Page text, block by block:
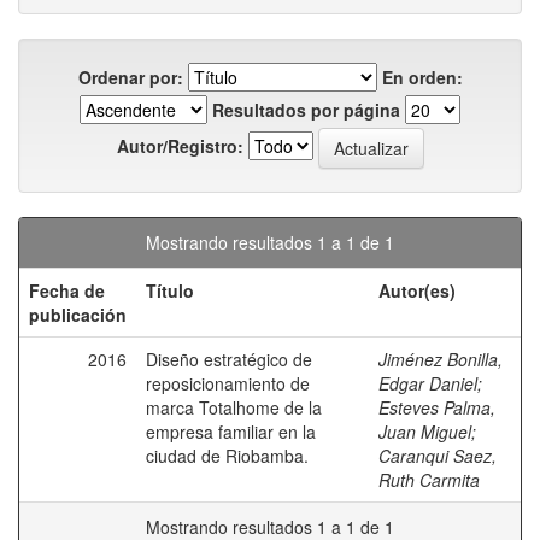
Ordenar por:
En orden:
Resultados por página
Autor/Registro:
Mostrando resultados 1 a 1 de 1
Fecha de
publicación
Título Autor(es)
2016
Diseño estratégico de
reposicionamiento de
marca Totalhome de la
empresa familiar en la
ciudad de Riobamba.
Jiménez Bonilla,
Edgar Daniel;
Esteves Palma,
Juan Miguel;
Caranqui Saez,
Ruth Carmita
Mostrando resultados 1 a 1 de 1